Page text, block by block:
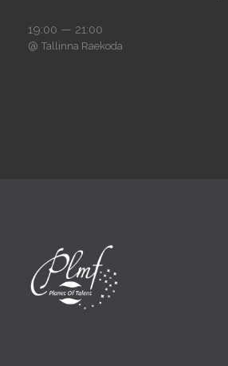
19:00 — 21:00
@ Tallinna Raekoda